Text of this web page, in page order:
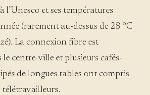
l’Unesco et ses températures
(rarement au-dessus de 28 °C
La connexion fibre est
centre-ville et plusieurs cafés-
de longues tables ont compris
télétravailleurs.